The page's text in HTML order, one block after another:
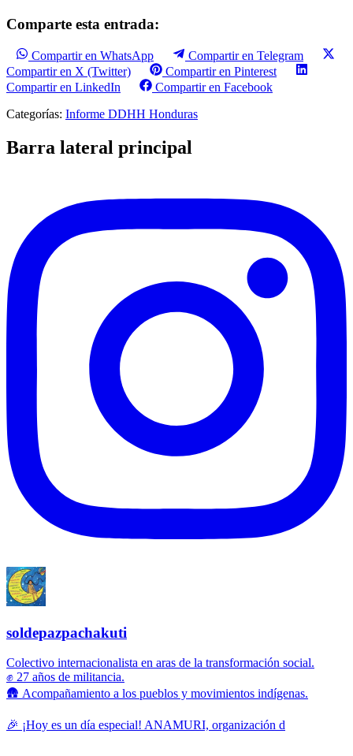
Comparte esta entrada:
Compartir en WhatsApp
Compartir en Telegram
Compartir en X (Twitter)
Compartir en Pinterest
Compartir en LinkedIn
Compartir en Facebook
Categorías: Informe DDHH Honduras
Barra lateral principal
soldepazpachakuti
Colectivo internacionalista en aras de la transformación social.
✊ 27 años de militancia.
🛖 Acompañamiento a los pueblos y movimientos indígenas.
🎉 ¡Hoy es un día especial! ANAMURI, organización d